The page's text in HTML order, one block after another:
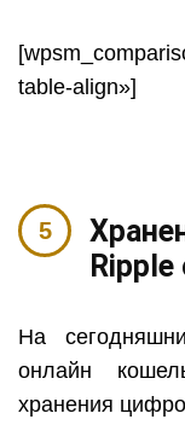
table-align»]
Ripple
На
онлайн
хранения